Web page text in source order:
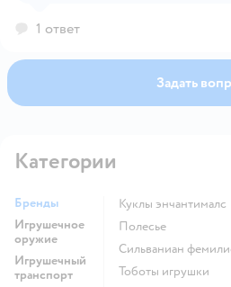
1 ответ
Задать
Категории
Бренды
Игрушечное
оружие
Игрушечный
транспорт
Куклы энчантималс
Полесье
Сильваниан
Тоботы игрушки